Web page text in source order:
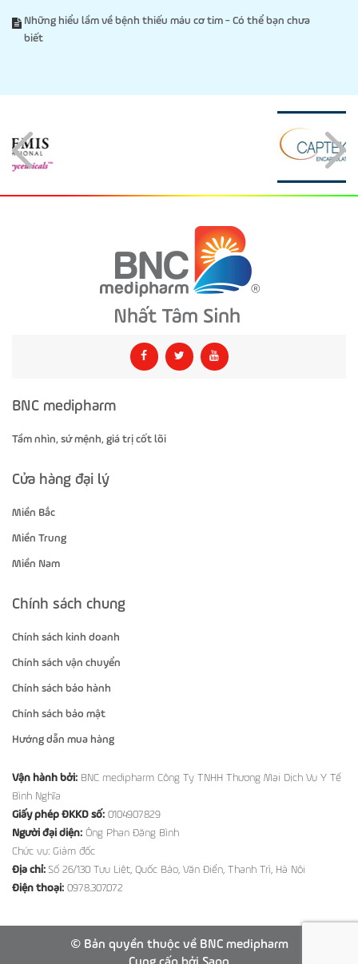
Những hiểu lầm về bệnh thiếu máu cơ tim - Có thể bạn chưa
biết
BNC medipharm
Tầm nhìn, sứ mệnh, giá trị cốt lõi
Cửa hàng đại lý
Miền Bắc
Miền Trung
Miền Nam
Chính sách chung
Chính sách kinh doanh
Chính sách vận chuyển
Chính sách bảo hành
Chính sách bảo mật
Hướng dẫn mua hàng
Vận hành bởi: BNC medipharm Công Ty TNHH Thương Mại Dịch Vụ Y Tế
Bình Nghĩa
Giấy phép ĐKKD số: 0104907829
Người đại diện: Ông Phan Đăng Bình
Chức vụ: Giám đốc
Địa chỉ: Số 26/130 Tựu Liệt, Quốc Bảo, Văn Điển, Thanh Trì, Hà Nội
Điện thoại: 0978.307.072
© Bản quyền thuộc về BNC medipharm